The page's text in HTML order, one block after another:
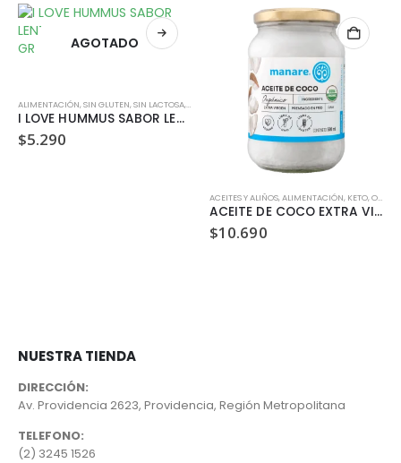
AGOTADO
ALIMENTACIÓN,SIN GLUTEN,SIN LACTOSA,VEGANO
I LOVE HUMMUS SABOR LENTEJA Y ALMENDRA 220 GR
$5.290
ACEITES Y ALIÑOS,ALIMENTACIÓN, KETO,ORGÁNICO
ACEITE DE COCO EXTRA VIRGEN ORGANICO MANARE 500ML
$10.690
NUESTRA TIENDA
DIRECCIÓN:
Av. Providencia 2623, Providencia, Región Metropolitana
TELEFONO:
(2) 3245 1526